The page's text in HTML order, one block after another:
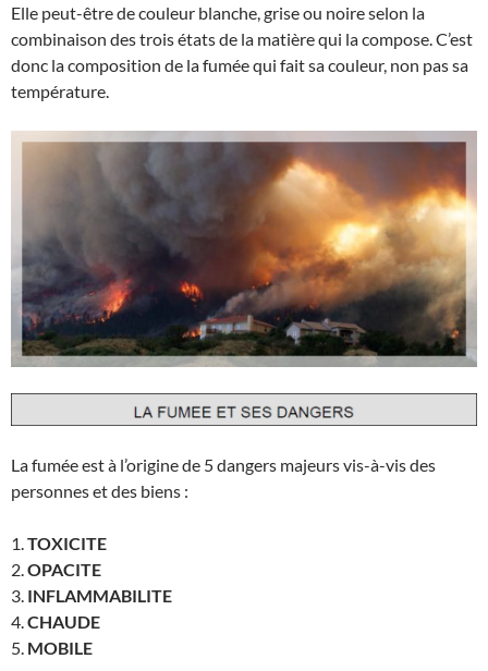
Elle peut-être de couleur blanche, grise ou noire selon la
combinaison des trois états de la matière qui la compose. C’est
donc la composition de la fumée qui fait sa couleur, non pas sa
température.
La fumée est à l’origine de 5 dangers majeurs vis-à-vis des
personnes et des biens :
1.TOXICITE
2.OPACITE
3. INFLAMMABILITE
4.CHAUDE
5. MOBILE